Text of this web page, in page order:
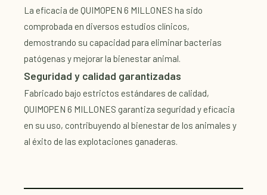
La eficacia de QUIMOPEN 6 MILLONES ha sido
comprobada en diversos estudios clínicos,
demostrando su capacidad para eliminar bacterias
patógenas y mejorar la bienestar animal.
Seguridad y calidad garantizadas
Fabricado bajo estrictos estándares de calidad,
QUIMOPEN 6 MILLONES garantiza seguridad y eficacia
en su uso, contribuyendo al bienestar de los animales y
al éxito de las explotaciones ganaderas.